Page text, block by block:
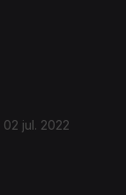
02 jul. 2022